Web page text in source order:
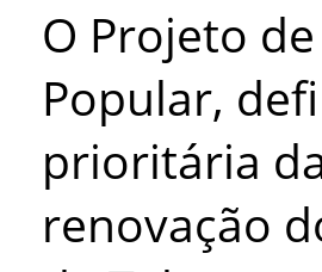
O Projeto
Popular,
prioritária
renovação